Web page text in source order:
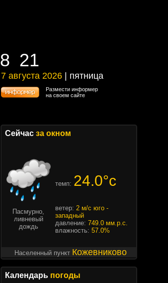
8 21
8 21
7 августа 2026 | пятница
7 августа 2026 | пятница
Размести информер
на своем сайте
Сейчас за окном
темп: 24.0°c
Пасмурно,
ливневый
дождь
ветер: 2 м/с юго -
западный
давление: 749.0 мм.р.с.
влажность: 57.0%
Населенный пункт Кожевниково
Календарь погоды